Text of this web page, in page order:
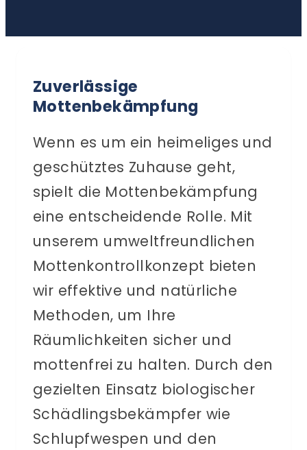
Zuverlässige
Mottenbekämpfung
Wenn es um ein heimeliges und
geschütztes Zuhause geht,
spielt die Mottenbekämpfung
eine entscheidende Rolle. Mit
unserem umweltfreundlichen
Mottenkontrollkonzept bieten
wir effektive und natürliche
Methoden, um Ihre
Räumlichkeiten sicher und
mottenfrei zu halten. Durch den
gezielten Einsatz biologischer
Schädlingsbekämpfer wie
Schlupfwespen und den